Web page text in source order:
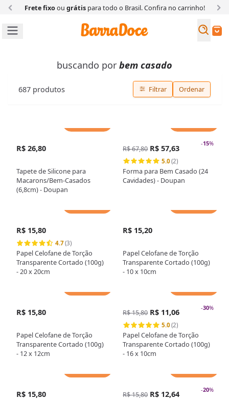
Frete fixoou grátispara todo o Brasil. Confira no carrinho!
Buscar
buscando porbem casado
687 produtos Filtrar Ordenar
R$ 26,80
Tapete de Silicone para
Macarons/Bem-Casados
(6,8cm) - Doupan
-15%
R$ 67,80 R$ 57,63
5.0(2)
Forma para Bem Casado (24
Cavidades) - Doupan
R$ 15,80
4.7(3)
Papel Celofane de Torção
Transparente Cortado (100g)
- 20 x 20cm
R$ 15,20
Papel Celofane de Torção
Transparente Cortado (100g)
- 10 x 10cm
R$ 15,80
Papel Celofane de Torção
Transparente Cortado (100g)
- 12 x 12cm
-30%
R$ 15,80 R$ 11,06
5.0(2)
Papel Celofane de Torção
Transparente Cortado (100g)
- 16 x 10cm
R$ 15,80 -20%
R$ 15,80 R$ 12,64